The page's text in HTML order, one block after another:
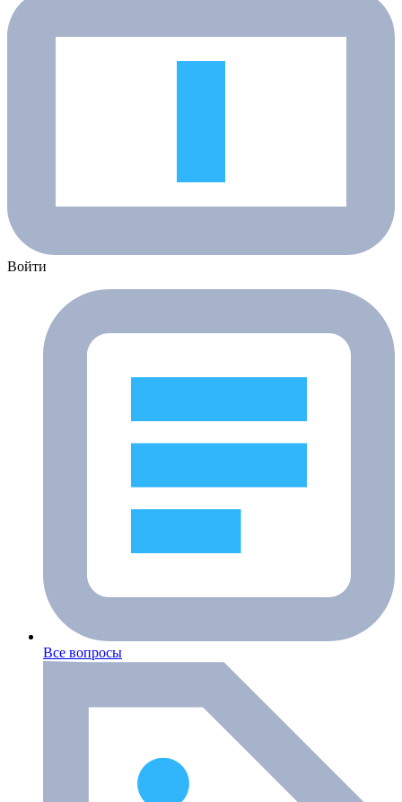
Войти
Все вопросы